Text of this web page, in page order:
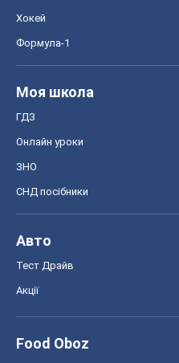
Хокей
Формула-1
Моя школа
ГДЗ
Онлайн уроки
ЗНО
СНД посібники
Авто
Тест Драйв
Акції
Food Oboz